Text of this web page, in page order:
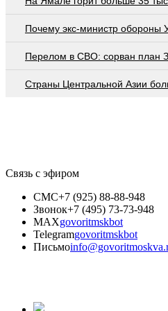
Почему экс-министр обороны
Перелом в СВО: сорван план
Страны Центральной Азии
Связь с эфиром
СМС+7 (925) 88-88-948
Звонок+7 (495) 73-73-948
MAXgovoritmskbot
Telegramgovoritmskbot
Письмо